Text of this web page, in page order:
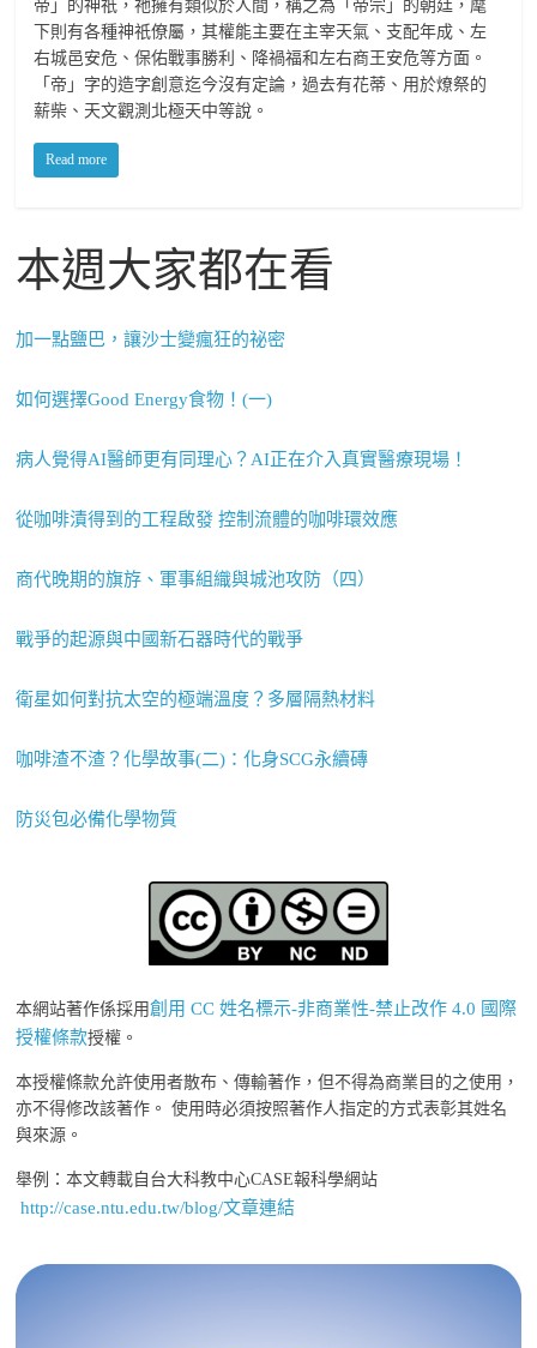
帝」的神祇，祂擁有類似於人間，稱之為「帝宗」的朝廷，麾
下則有各種神祇僚屬，其權能主要在主宰天氣、支配年成、左
右城邑安危、保佑戰事勝利、降禍福和左右商王安危等方面。
「帝」字的造字創意迄今沒有定論，過去有花蒂、用於燎祭的
薪柴、天文觀測北極天中等說。
Read more
本週大家都在看
加一點鹽巴，讓沙士變瘋狂的祕密
如何選擇Good Energy食物！(一)
病人覺得AI醫師更有同理心？AI正在介入真實醫療現場！
從咖啡漬得到的工程啟發 控制流體的咖啡環效應
商代晚期的旗斿、軍事組織與城池攻防（四）
戰爭的起源與中國新石器時代的戰爭
衛星如何對抗太空的極端溫度？多層隔熱材料
咖啡渣不渣？化學故事(二)：化身SCG永續磚
防災包必備化學物質
本網站著作係採用創用 CC 姓名標示-非商業性-禁止改作 4.0 國際
授權條款授權。
本授權條款允許使用者散布、傳輸著作，但不得為商業目的之使用，
亦不得修改該著作。 使用時必須按照著作人指定的方式表彰其姓名
與來源。
舉例：本文轉載自台大科教中心CASE報科學網站
http://case.ntu.edu.tw/blog/文章連結